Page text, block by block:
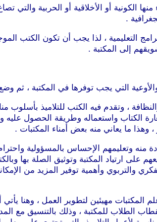
أو الأخلاقية أو الحربية والتي
.
التعليمية ، لذا يجب أن تكون الكتب
إلى المكتبة .
والأوعية التي يجب توفرها في المكتبة ،
، وتقدم فيه الكتب للتلاميذ
الكتاب واستعماله وطريقة الحصول
ما يعاني منه بعض أمناء المكتبات .
منه وتعليمهم الإحساس بالمسؤولية
ارتياد المكتبة وتوثيق الصلة بها
والتربوي وأهمية توفير المزيد من
مهيئين لتطوير العمل ، وهنا يأتي
الطلاب للمكتبة ، وذلك بالتنسيق مع